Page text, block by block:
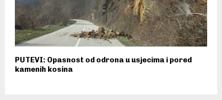
PUTEVI: Opasnost od odrona u usjecima i pored
kamenih kosina